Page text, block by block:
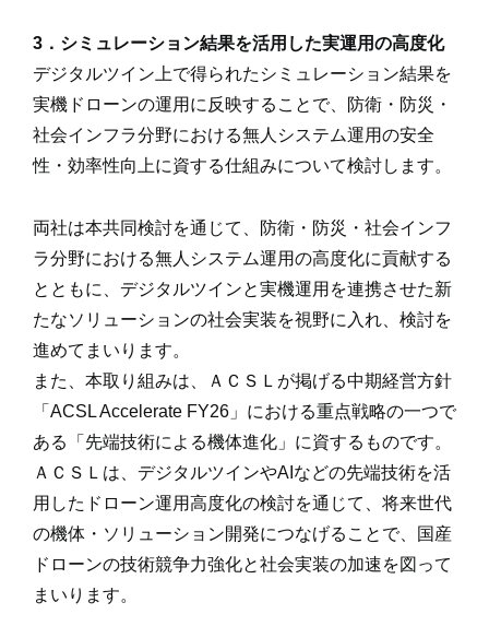
3．シミュレーション結果を活用した実運用の高度化
デジタルツイン上で得られたシミュレーション結果を
実機ドローンの運用に反映することで、防衛・防災・
社会インフラ分野における無人システム運用の安全
性・効率性向上に資する仕組みについて検討します。
両社は本共同検討を通じて、防衛・防災・社会インフ
ラ分野における無人システム運用の高度化に貢献する
とともに、デジタルツインと実機運用を連携させた新
たなソリューションの社会実装を視野に入れ、検討を
進めてまいります。
また、本取り組みは、ＡＣＳＬが掲げる中期経営方針
「ACSL Accelerate FY26」における重点戦略の一つで
ある「先端技術による機体進化」に資するものです。
ＡＣＳＬは、デジタルツインやAIなどの先端技術を活
用したドローン運用高度化の検討を通じて、将来世代
の機体・ソリューション開発につなげることで、国産
ドローンの技術競争力強化と社会実装の加速を図って
まいります。